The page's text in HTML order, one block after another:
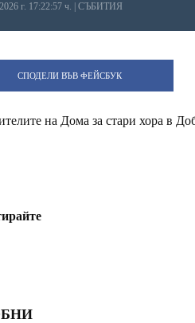
г. 17:22:57 ч. СЪБИТИЯ
СПОДЕЛИ ВЪВ ФЕЙСБУК
на Дома за стари хора в